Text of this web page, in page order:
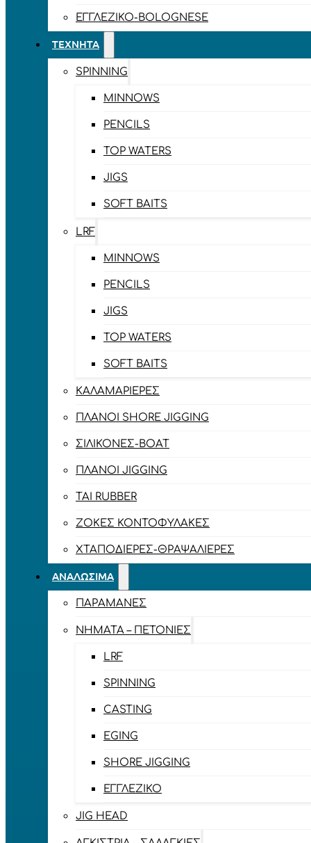
ΕΓΓΛΈΖΙΚΟ-BOLOGNESE
ΤΕΧΝΗΤΆ
SPINNING
MINNOWS
PENCILS
TOP WATERS
JIGS
SOFT BAITS
LRF
MINNOWS
PENCILS
JIGS
TOP WATERS
SOFT BAITS
ΚΑΛΑΜΑΡΙΈΡΕΣ
ΠΛΆΝΟΙ SHORE JIGGING
ΣΙΛΙΚΌΝΕΣ-BOAT
ΠΛΆΝΟΙ JIGGING
TAI RUBBER
ΖΌΚΕΣ ΚΟΝΤΟΦΎΛΑΚΕΣ
ΧΤΑΠΟΔΙΈΡΕΣ-ΘΡΑΨΑΛΙΈΡΕΣ
ΑΝΑΛΏΣΙΜΑ
ΠΑΡΑΜΆΝΕΣ
ΝΉΜΑΤΑ – ΠΕΤΟΝΙΈΣ
LRF
SPINNING
CASTING
EGING
SHORE JIGGING
ΕΓΓΛΈΖΙΚΟ
JIG HEAD